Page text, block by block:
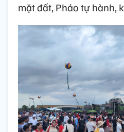
mặt đất, Pháo tự hành,